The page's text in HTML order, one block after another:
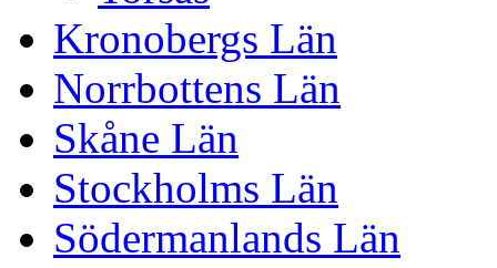
Kronobergs Län
Norrbottens Län
Skåne Län
Stockholms Län
Södermanlands Län